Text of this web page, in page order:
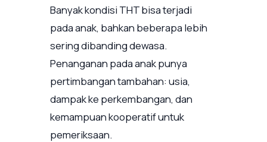
Banyak kondisi THT bisa terjadi
pada anak, bahkan beberapa lebih
sering dibanding dewasa.
Penanganan pada anak punya
pertimbangan tambahan: usia,
dampak ke perkembangan, dan
kemampuan kooperatif untuk
pemeriksaan.